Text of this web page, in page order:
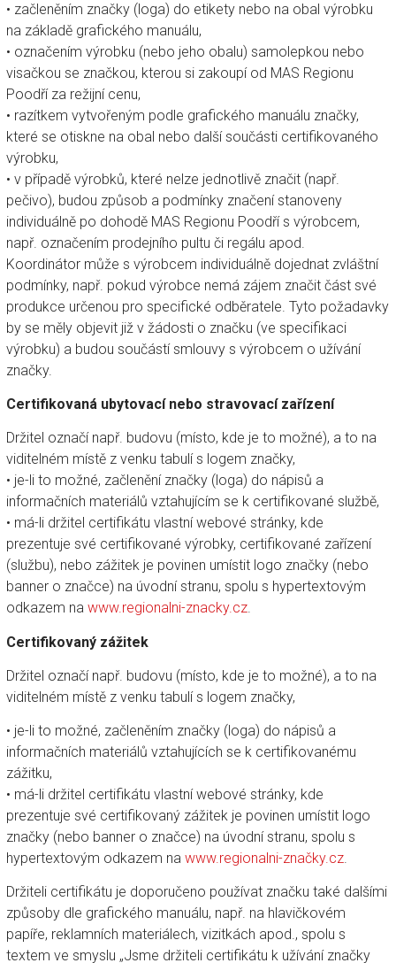
• začleněním značky (loga) do etikety nebo na obal výrobku
na základě grafického manuálu,
• označením výrobku (nebo jeho obalu) samolepkou nebo
visačkou se značkou, kterou si zakoupí od MAS Regionu
Poodří za režijní cenu,
• razítkem vytvořeným podle grafického manuálu značky,
které se otiskne na obal nebo další součásti certifikovaného
výrobku,
• v případě výrobků, které nelze jednotlivě značit (např.
pečivo), budou způsob a podmínky značení stanoveny
individuálně po dohodě MAS Regionu Poodří s výrobcem,
např. označením prodejního pultu či regálu apod.
Koordinátor může s výrobcem individuálně dojednat zvláštní
podmínky, např. pokud výrobce nemá zájem značit část své
produkce určenou pro specifické odběratele. Tyto požadavky
by se měly objevit již v žádosti o značku (ve specifikaci
výrobku) a budou součástí smlouvy s výrobcem o užívání
značky.
Certifikovaná ubytovací nebo stravovací zařízení
Držitel označí např. budovu (místo, kde je to možné), a to na
viditelném místě z venku tabulí s logem značky,
• je-li to možné, začlenění značky (loga) do nápisů a
informačních materiálů vztahujícím se k certifikované službě,
• má-li držitel certifikátu vlastní webové stránky, kde
prezentuje své certifikované výrobky, certifikované zařízení
(službu), nebo zážitek je povinen umístit logo značky (nebo
banner o značce) na úvodní stranu, spolu s hypertextovým
odkazem na www.regionalni-znacky.cz.
Certifikovaný zážitek
Držitel označí např. budovu (místo, kde je to možné), a to na
viditelném místě z venku tabulí s logem značky,
• je-li to možné, začleněním značky (loga) do nápisů a
informačních materiálů vztahujících se k certifikovanému
zážitku,
• má-li držitel certifikátu vlastní webové stránky, kde
prezentuje své certifikovaný zážitek je povinen umístit logo
značky (nebo banner o značce) na úvodní stranu, spolu s
hypertextovým odkazem na www.regionalni-značky.cz.
Držiteli certifikátu je doporučeno používat značku také dalšími
způsoby dle grafického manuálu, např. na hlavičkovém
papíře, reklamních materiálech, vizitkách apod., spolu s
textem ve smyslu „Jsme držiteli certifikátu k užívání značky